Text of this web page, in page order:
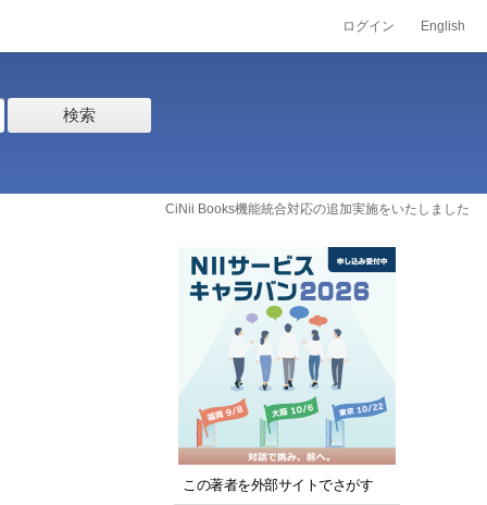
ログイン English
検索
CiNii Books機能統合対応の追加実施をいたしました
この著者を外部サイトでさがす